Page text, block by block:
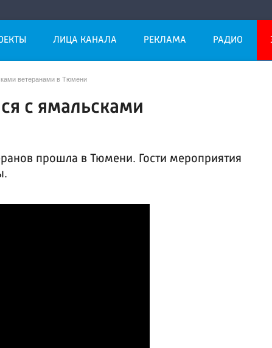
ЛИЦА КАНАЛА РЕКЛАМА РАДИО
ветеранами в Тюмени
с ямальсками
прошла в Тюмени. Гости мероприятия